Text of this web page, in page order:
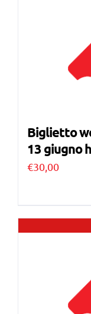
Biglietto
13 giugno
€30,00